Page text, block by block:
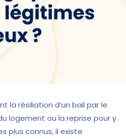
la résiliation d’un bail par le
logement ou la reprise pour y
plus connus, il existe